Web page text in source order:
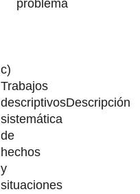
problema
c)
Trabajos
descriptivosDescripción
sistemática
de
hechos
y
situaciones